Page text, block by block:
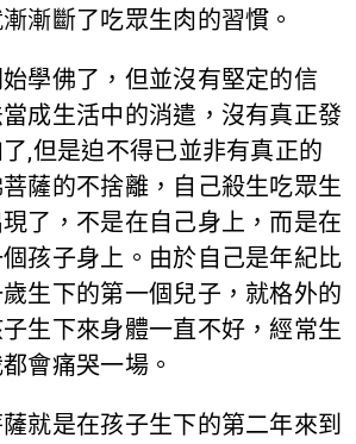
漸斷了吃眾生肉的習慣。
佛了，但並沒有堅定的信
成生活中的消遣，沒有真正發
,但是迫不得已並非有真正的
薩的不捨離，自己殺生吃眾生
了，不是在自己身上，而是在
孩子身上。由於自己是年紀比
生下的第一個兒子，就格外的
生下來身體一直不好，經常生
會痛哭一場。
是在孩子生下的第二年來到